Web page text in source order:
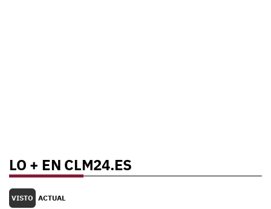
LO + EN CLM24.ES
VISTO ACTUAL